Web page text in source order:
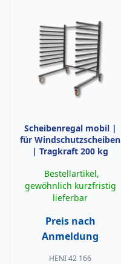
Scheibenregal mobil |
für Windschutzscheiben
| Tragkraft 200 kg
Bestellartikel,
gewöhnlich kurzfristig
lieferbar
Preis nach
Anmeldung
HENI 42 166